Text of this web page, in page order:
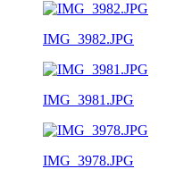
IMG_3982.JPG
IMG_3981.JPG
IMG_3978.JPG